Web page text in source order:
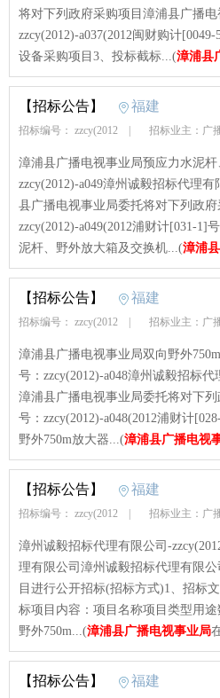
将对下列政府采购项目漳浦县广播
zzcy(2012)-a037(2012闽财购计
设备采购项目3、投标截标...(漳浦县
【招标公告】 福建
招标编号： zzcy(2012 招标业主：广
漳浦县广播电视事业局预应力水泥
zzcy(2012)-a049漳州诚毅招标代理
县广播电视事业局委托将对下列政
zzcy(2012)-a049(2012浦财计[031-
泥杆、野外放大箱及交换机...(漳浦
【招标公告】 福建
招标编号： zzcy(2012 招标业主：广
漳浦县广播电视事业局双向野外
号：zzcy(2012)-a048漳州诚毅招标
漳浦县广播电视事业局委托将对下
号：zzcy(2012)-a048(2012浦财计
野外750m放大器...(漳浦县广播电视
【招标公告】 福建
招标编号： zzcy(2012 招标业主：广
漳州诚毅招标代理有限公司-
理有限公司漳州诚毅招标代理有限
目进行公开招标(招标方式)1、招标
标项目内容：项目名称项目类型用
野外750m...(漳浦县广播电视事业局
【招标公告】 福建